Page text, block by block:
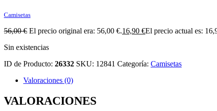
Camisetas
56,00€ El precio original era: 56,00 €.16,90 €El precio actual es:
Sin existencias
ID de Producto: 26332 SKU: 12841 Categoría: Camisetas
Valoraciones (0)
VALORACIONES